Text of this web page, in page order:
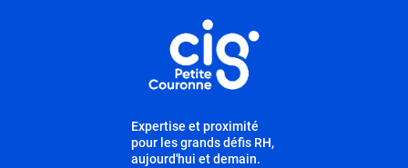
Expertise et proximité
pour les grands défis RH,
aujourd'hui et demain.